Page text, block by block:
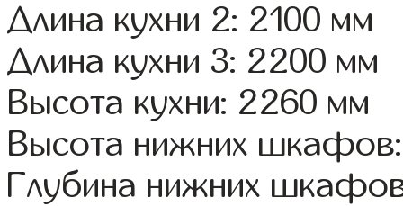
Длина кухни 2: 2100 мм
Длина кухни 3: 2200 мм
Высота кухни: 2260 мм
Высота нижних
Глубина нижних